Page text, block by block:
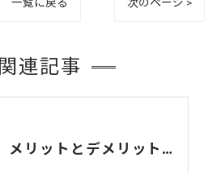
関連記事
メリットとデメリットの共存